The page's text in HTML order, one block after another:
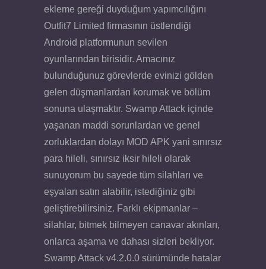
ekleme gereği duyduğum yapımcılığını
Outfit7 Limited firmasının üstlendiği
Android platformunun sevilen
oyunlarından birisidir. Amacınız
bulunduğunuz görevlerde evinizi gölden
gelen düşmanlardan korumak ve bölüm
sonuna ulaşmaktır. Swamp Attack içinde
yaşanan maddi sorunlardan ve genel
zorluklardan dolayı MOD APK yani sınırsız
para hileli, sınırsız iksir hileli olarak
sunuyorum bu sayede tüm silahları ve
eşyaları satın alabilir, istediğiniz gibi
geliştirebilirsiniz. Farklı ekipmanlar –
silahlar, bitmek bilmeyen canavar akınları,
onlarca aşama ve dahası sizleri bekliyor.
Swamp Attack v4.2.0.0 sürümünde hatalar